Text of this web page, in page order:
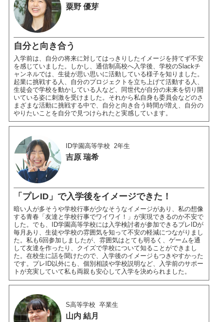
粟野 優芽
自分と向き合う
入学前は、自分の将来に対してはっきりしたイメージを持てず不安
を感じていました。しかし、通信制高校へ入学後、学校のSlackチ
ャンネルでは、生徒が思い思いに活動している様子を知りました。
起業に挑戦する人、自分のプロジェクトを立ち上げて活動する人、
生徒会で学校を動かしている人など、同世代が自分の未来を切り開
いている姿に刺激を受けました。それから私自身も委員会などのさ
まざまな活動に挑戦する中で、自分と向き合う時間が増え、自分の
やりたいことを自分で見つけられたと実感しています。
ID学園高等学校 2年生
吉原 瑞希
「プレID」で入学後をイメージできた！
暗い人が多そうや学校行事が少なそうなイメージがあり、私の想像
する青春「友達と学校行事でワイワイ！」が実現できるのか不安で
した。でも、ID学園高等学校には入学検討者が参加できるプレIDが
毎月あり、生徒や学校の雰囲気を知って不安の軽減につながりまし
た。私も6回参加しましたが、雰囲気はとても明るく、ゲームを通
して友達を作ったり、クイズで学校について知ることができまし
た。在校生に話を聞けたので、入学後のイメージもつきやすかった
です。プレID以外にも、個別相談や学校説明など、入学前のサポー
トが充実していて私も両親も安心して入学を決められました。
S高等学校 卒業生
山内 結月